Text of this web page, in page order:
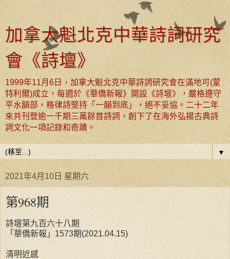
加拿大魁北克中華詩詞研究
會《詩壇》
1999年11月6日，加拿大魁北克中華詩詞研究會在滿地可(蒙
特利爾)成立，每週於《華僑新報》開設《詩壇》，嚴格遵守
平水韻部，格律詩堅持「一韻到底」，絕不妥協。二十二年
來共刊登逾一千期三萬餘首詩詞，創下了在海外弘揚古典詩
詞文化一項記錄和奇蹟。
▼
2021年4月10日 星期六
第968期
詩壇第九百六十八期
「華僑新報」1573期(2021.04.15)
清明近感